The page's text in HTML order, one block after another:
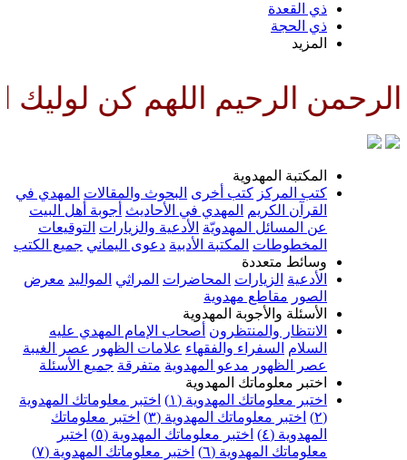
ذي القعدة
ذي الحجة
المزيد
الرحيم اللهم كن لوليك
المكتبة المهدوية
كتب المركز كتب أخرى البحوث والمقالات المهدي في
القرآن الكريم
المهدي في الأحاديث أجوبة أهل البيت
عن المسائل المهدويّة الأدعية والزيارات التوقيعات
المخطوطات المكتبة الأدبية دعوى اليماني جميع الكتب
وسائط متعددة
الأدعية الزيارات المحاضرات المراثي المواليد معرض
الصور مقاطع مهدوية
الأسئلة والأجوبة المهدوية
الانتظار والمنتظرون أصحاب الإمام المهدي عليه
السلام السفراء والفقهاء علامات الظهور
عصر الغيبة
عصر الظهور مدعو المهدوية متفرقة جميع الأسئلة
اختبر معلوماتك المهدوية
اختبر معلوماتك المهدوية (١)
اختبر معلوماتك المهدوية
(٢)
اختبر معلوماتك المهدوية (٣)
اختبر معلوماتك
المهدوية (٤)
اختبر معلوماتك المهدوية (٥)
اختبر
معلوماتك المهدوية (٦)
اختبر معلوماتك المهدوية (٧)